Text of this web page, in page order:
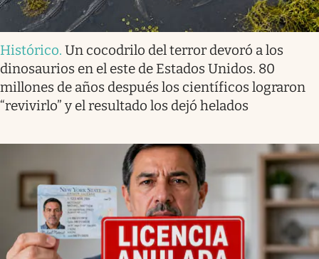
Histórico. Un cocodrilo del terror devoró a los
dinosaurios en el este de Estados Unidos. 80
millones de años después los científicos lograron
“revivirlo” y el resultado los dejó helados